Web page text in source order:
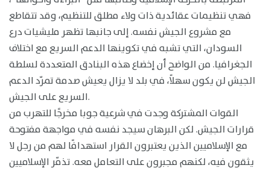
فهي تنظيمات عقائدية ذات ولاء مطلق للتنظيم، وقد تتقاطع
مع مشروع الجيش نفسه. إلى جانبها تظهر مليشيات درع
السودان، التي تشبه في تكوينها الدعم السريع مع اختلاف
الجغرافيا. من الواضح أن إخضاع هذه البنادق المتعددة لسلطة
الجيش لن يكون سهلاً، في بلد لا يزال يعيش صدمة تمرّد الدعم
السريع على الجيش.
القوات المشتركة وجدت في شرعية جوبا مخرجًا للتهرب من
قرارات الجيش. لكن البرهان سيجد نفسه في مواجهة مفتوحة
مع الإسلاميين الذين يعتبرون القرار استهدافًا لهم من رجل لا
يثقون فيه، لكنهم مجبرون على التعامل معه. تذمّر الإسلاميين